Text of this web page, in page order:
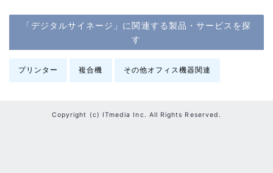
「デジタルサイネージ」に関連する製品・サービスを探
す
プリンター 複合機 その他オフィス機器関連
Copyright (c) ITmedia Inc. All Rights Reserved.